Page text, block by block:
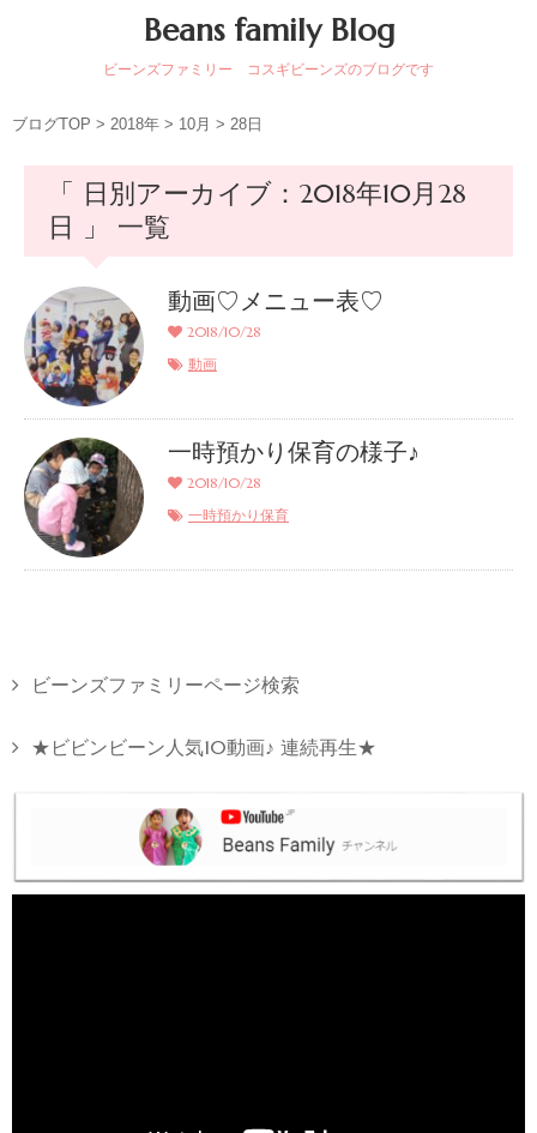
Beans family Blog
ビーンズファミリー コスギビーンズのブログです
ブログTOP > 2018年 > 10月 > 28日
「 日別アーカイブ：2018年10月28
日 」 一覧
動画♡メニュー表♡
2018/10/28
動画
一時預かり保育の様子♪
2018/10/28
一時預かり保育
ビーンズファミリーページ検索
★ビビンビーン人気10動画♪ 連続再生★